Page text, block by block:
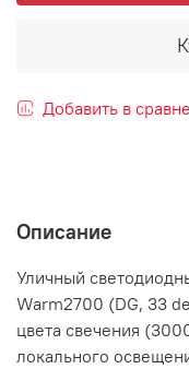
Добавить в
Описание
Уличный
Warm2700 (DG, 33
цвета свечения
локального